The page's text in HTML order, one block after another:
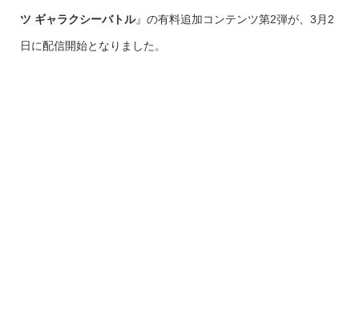
ツ ギャラクシーバトル』の有料追加コンテンツ第2弾が、3月2
日に配信開始となりました。